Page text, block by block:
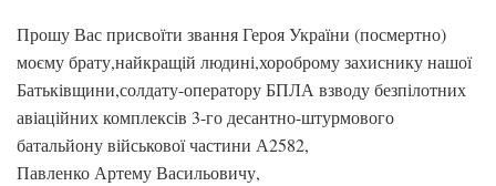
Прошу Вас присвоїти звання Героя України (посмертно)
моєму брату,найкращій людині,хороброму захиснику нашої
Батьківщини,солдату-оператору БПЛА взводу безпілотних
авіаційних комплексів 3-го десантно-штурмового
батальйону військової частини А2582,
Павленко Артему Васильовичу,